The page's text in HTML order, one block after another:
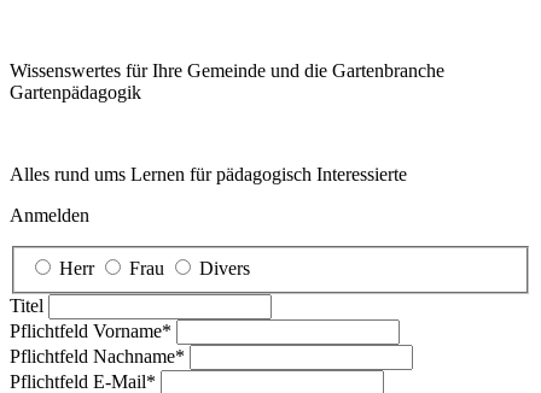
Wissenswertes für Ihre Gemeinde und die Gartenbranche
Garten­pädagogik
Alles rund ums Lernen für pädagogisch Interessierte
Anmelden
Herr Frau
Divers
Titel
Pflichtfeld Vorname*
Pflichtfeld Nachname*
Pflichtfeld E-Mail*